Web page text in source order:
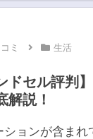
ミ 生活
ドセル評判
解説！
ョンが含まれ